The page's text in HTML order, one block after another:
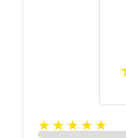
★★★★★